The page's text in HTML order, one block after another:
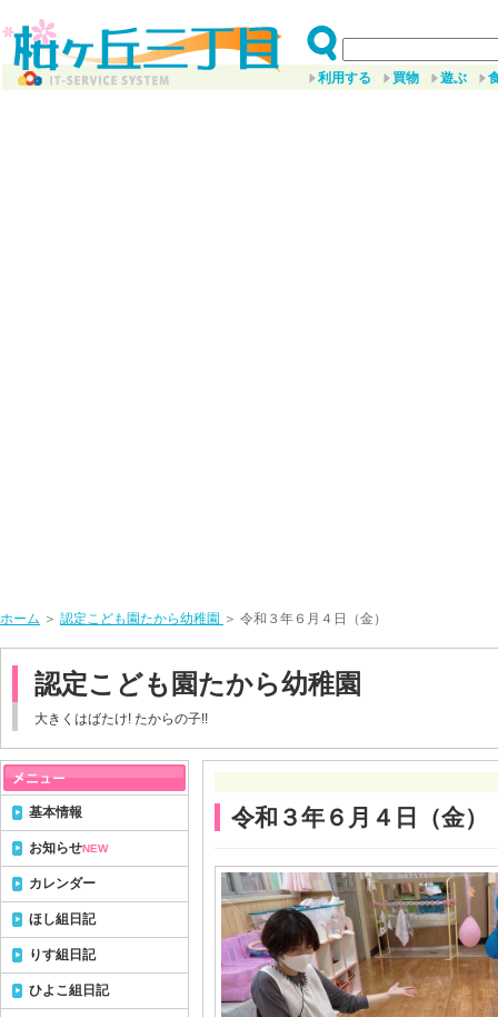
利用する 買物 遊ぶ
ホーム ＞ 認定こども園たから幼稚園 ＞ 令和３年６月４日（金）
認定こども園たから幼稚園
大きくはばたけ! たからの子!!
令和３年６月４日（金）
基本情報
お知らせNEW
カレンダー
ほし組日記
りす組日記
ひよこ組日記